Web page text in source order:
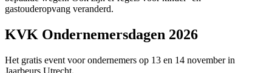
gastouderopvang veranderd.
KVK Ondernemersdagen 2026
Het gratis event voor ondernemers op 13 en 14 november in
Jaarbeurs Utrecht.